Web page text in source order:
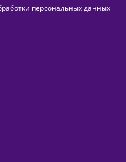
персональных данных